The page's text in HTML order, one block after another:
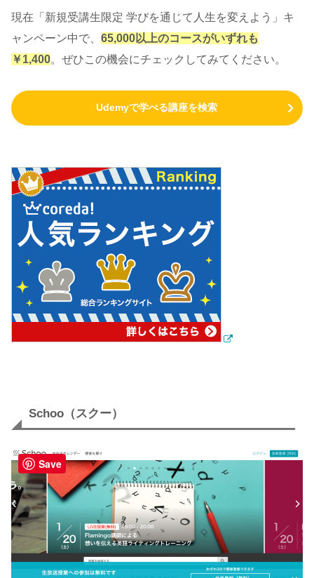
現在「新規受講生限定 学びを通じて人生を変えよう」キ
ャンペーン中で、 65,000以上のコースがいずれも
￥1,400。ぜひこの機会にチェックしてみてください。
Udemyで学べる講座を検索
Schoo（スクー）
Save